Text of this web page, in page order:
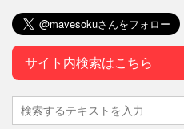
サイト内検索はこちら